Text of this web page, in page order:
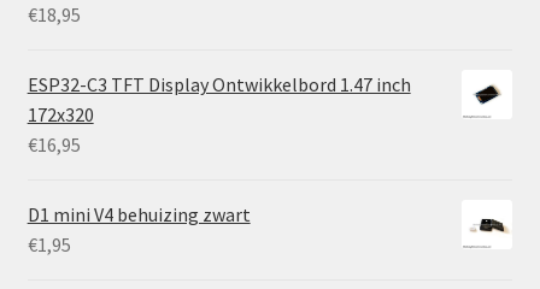
€18,95
ESP32-C3 TFT Display Ontwikkelbord 1.47 inch
172x320
€16,95
D1 mini V4 behuizing zwart
€1,95